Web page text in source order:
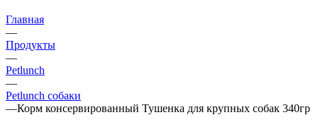
Главная
—
Продукты
—
Petlunch
—
Petlunch собаки
—Корм консервированный Тушенка для крупных собак 340гр